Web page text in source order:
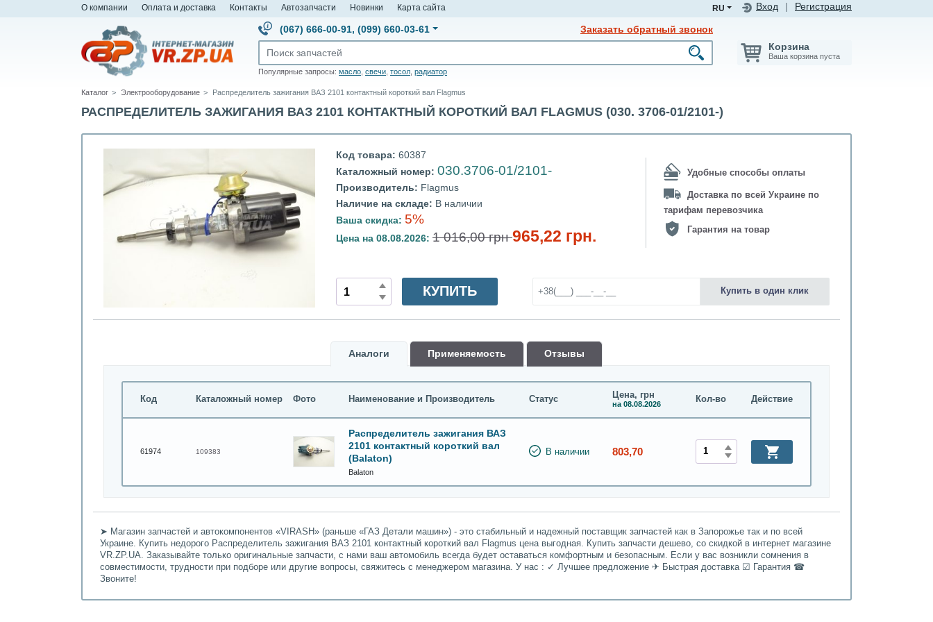
О компании Оплата и доставка Контакты Автозапчасти Новинки Карта сайта Вход Регистрация
RU
(067) 666-00-91, (099) 660-03-61 Заказать обратный звонок
Популярные запросы: масло свечи тосол радиатор
Корзина
Ваша корзина пуста
Каталог Электрооборудование Распределитель зажигания ВАЗ 2101 контактный короткий вал Flagmus
РАСПРЕДЕЛИТЕЛЬ ЗАЖИГАНИЯ ВАЗ 2101 КОНТАКТНЫЙ КОРОТКИЙ ВАЛ FLAGMUS (030. 3706-01/2101-)
Код товара: 60387
Каталожный номер: 030.3706-01/2101-
Производитель: Flagmus
Наличие на складе: В наличии
Ваша скидка: 5%
Цена на 08.08.2026: 1 016,00 грн965,22 грн.
Удобные способы оплаты
Доставка по всей Украине по
тарифам перевозчика
Гарантия на товар
КУПИТЬ Купить в один клик
Аналоги Применяемость Oтзывы
Код Каталожный номер Фото Наименование и Производитель Статус Цена, грн
на 08.08.2026 Кол-во Действие
61974 109383
Распределитель зажигания ВАЗ
2101 контактный короткий вал
(Balaton)
Balaton
В наличии 803,70
➤ Магазин запчастей и автокомпонентов «VIRASH» (раньше «ГАЗ Детали машин») - это стабильный и надежный поставщик запчастей как в Запорожье так и по всей
Украине. Купить недорого Распределитель зажигания ВАЗ 2101 контактный короткий вал Flagmus цена выгодная. Купить запчасти дешево, со скидкой в интернет магазине
VR.ZP.UA. Заказывайте только оригинальные запчасти, с нами ваш автомобиль всегда будет оставаться комфортным и безопасным. Если у вас возникли сомнения в
совместимости, трудности при подборе или другие вопросы, свяжитесь с менеджером магазина. У нас : ✓ Лучшее предложение ✈ Быстрая доставка ☑ Гарантия ☎
Звоните!